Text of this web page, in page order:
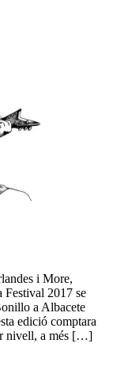
i More,
Festival 2017 se
a Albacete
edició comptara
nivell, a més […]